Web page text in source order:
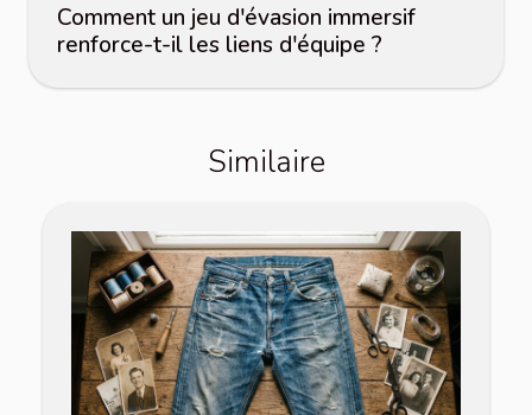
Comment un jeu d'évasion immersif
renforce-t-il les liens d'équipe ?
Similaire